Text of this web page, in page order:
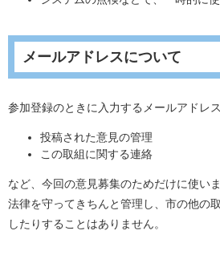
メールアドレスについて
参加登録のときに入力するメールアドレス
投稿された意見の管理
この取組に関する連絡
など、今回の意見募集のためだけに使いま
法律を守ってきちんと管理し、市の他の
したりすることはありません。